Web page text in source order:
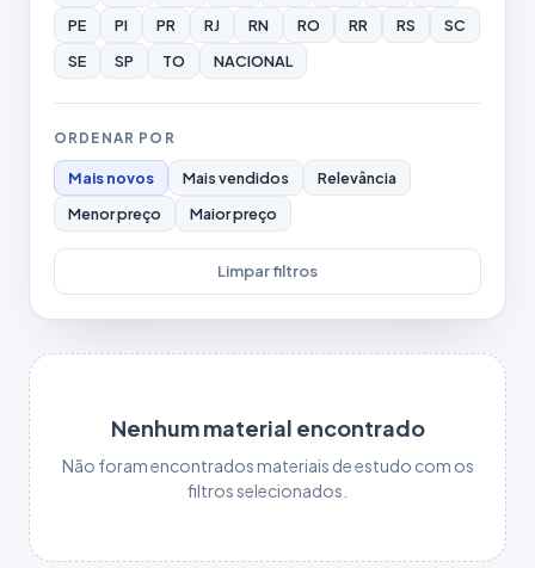
PE
PI PR RJ RN RO RR RS
SC
SE
SP TO NACIONAL
ORDENAR POR
Mais novos Mais vendidos
Relevância
Menor preço
Maior preço
Limpar filtros
Nenhum material encontrado
Não foram encontrados materiais de estudo com os
filtros selecionados.